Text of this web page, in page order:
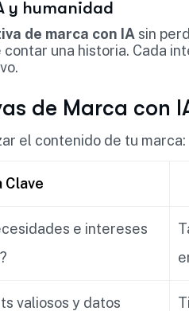
y humanidad
de marca con IA sin
una historia. Cada
de Marca con
el contenido de tu marca:
Clave
e intereses
valiosos y datos